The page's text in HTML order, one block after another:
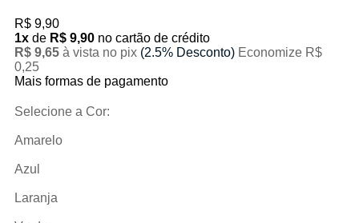
R$ 9,90
1xde R$ 9,90 no cartão de crédito
R$ 9,65 à vista no pix (2.5% Desconto) Economize R$
0,25
Mais formas de pagamento
Selecione a Cor:
Amarelo
Azul
Laranja